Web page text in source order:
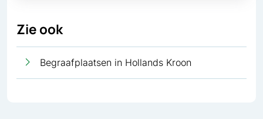
Zie ook
Begraafplaatsen in Hollands Kroon